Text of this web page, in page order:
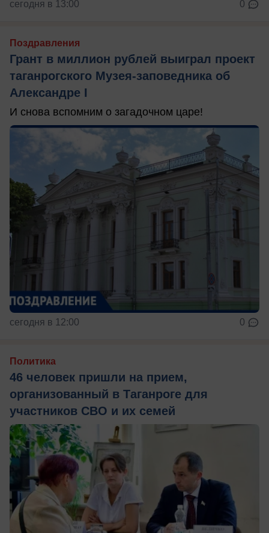
сегодня в 13:00 0
Поздравления
Грант в миллион рублей выиграл проект
таганрогского Музея-заповедника об
Александре I
И снова вспомним о загадочном царе!
сегодня в 12:00 0
Политика
46 человек пришли на прием,
организованный в Таганроге для
участников СВО и их семей